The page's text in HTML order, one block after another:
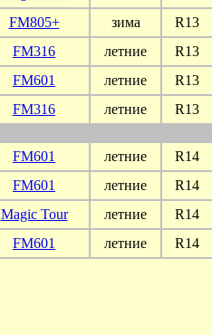
FM805+ зима R13
FM316 летние R13
FM601 летние R13
FM316 летние R13
FM601 летние R14
FM601 летние R14
Magic Tour летние R14
FM601 летние R14